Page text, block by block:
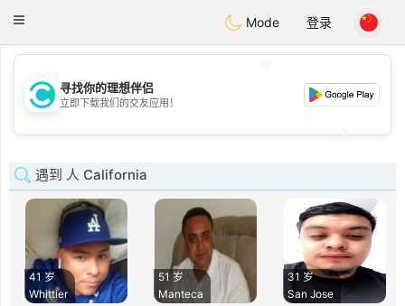
Citas
Toggle
Mode 登录
💖
💕
寻找你的理想伴侣
立即下载我们的交友应用！
遇到 人 California
41 岁
Whittier
51 岁
Manteca
31 岁
San Jose